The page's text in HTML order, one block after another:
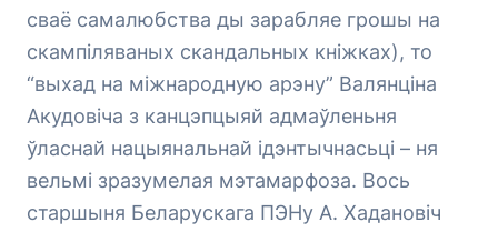
сваё самалюбства ды зарабляе грошы на
скампіляваных скандальных кніжках), то
“выхад на міжнародную арэну” Валянціна
Акудовіча з канцэпцыяй адмаўленьня
ўласнай нацыянальнай ідэнтычнасьці – ня
вельмі зразумелая мэтамарфоза. Вось
старшыня Беларускага ПЭНу А. Хадановіч